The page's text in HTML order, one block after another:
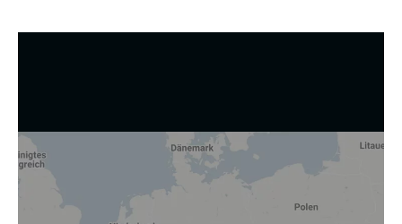
Wir nutzen Cookies und andere Technologien.
Diese Website nutzt Cookies und vergleichbare Funktionen
zur Verarbeitung von Endgeräteinformationen und